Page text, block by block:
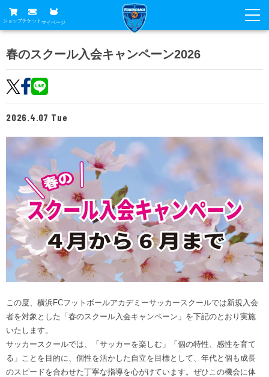
ショップチケット マイページ
グッズ
ホームタウン
トップチーム
クラブ
メディア
試合
アカデミー
試合
試合日程
チケット
席種・価格表
チケット購入方法
販売スケジュール
ニッパツシート
Buy Ticket Here
チーム
選手・スタッフ
スケジュール
練習見学について
観戦ガイド
横浜FC観戦ガイド
試合会場アクセス
観戦ルール・マナー
クラブ
クラブ概要
フリ丸のページ
ヒストリー
サステナビリティ
ホームタウン活動
横浜FCスポーツクラブ
ニッパツ横浜FCシーガルズ
ファン
横浜FC公式オンラインショップ
クラブメンバー
スタータークラブ
スペシャルコンテンツ
オリジナルビール
アカデミー
試合日程・結果
アカデミー選手
アカデミースタッフ
パートナー一覧
あしながドリーム基金
お問い合わせ
お問い合わせ
春のスクール入会キャンペーン2026
2026.4.07 Tue
この度、横浜FCフットボールアカデミーサッカースクールでは新規入会
者を対象とした「春のスクール入会キャンペーン」を下記のとおり実施
いたします。
サッカースクールでは、「サッカーを楽しむ」「個の特性、感性を育て
る」ことを目的に、個性を活かした自立を目標として、年代と個も成長
のスピードを合わせた丁寧な指導を心がけています。ぜひこの機会に体